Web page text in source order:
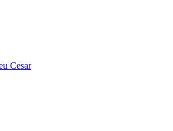
Cesar